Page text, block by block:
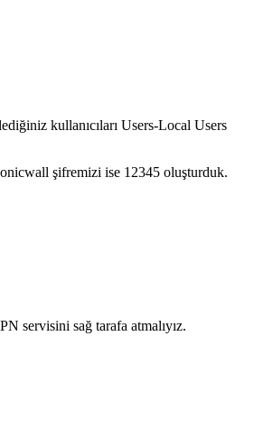
kullanıcıları Users-Local Users
şifremizi ise 12345 oluşturduk.
servisini sağ tarafa atmalıyız.